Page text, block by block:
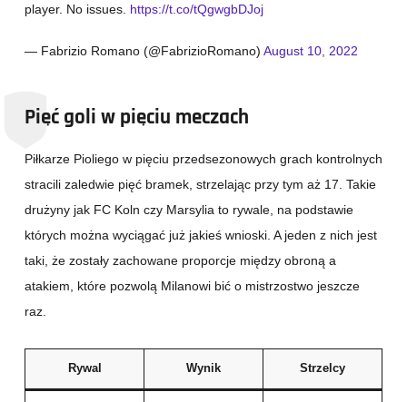
player. No issues. https://t.co/tQgwgbDJoj
— Fabrizio Romano (@FabrizioRomano) August 10, 2022
Pięć goli w pięciu meczach
Piłkarze Pioliego w pięciu przedsezonowych grach kontrolnych
stracili zaledwie pięć bramek, strzelając przy tym aż 17. Takie
drużyny jak FC Koln czy Marsylia to rywale, na podstawie
których można wyciągać już jakieś wnioski. A jeden z nich jest
taki, że zostały zachowane proporcje między obroną a
atakiem, które pozwolą Milanowi bić o mistrzostwo jeszcze
raz.
Rywal Wynik Strzelcy